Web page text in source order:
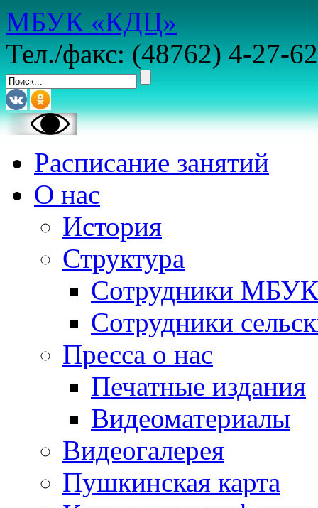
МБУК «КДЦ»
Тел./факс: (48762) 4-27-62
Расписание занятий
О нас
История
Структура
Сотрудники
Сотрудники
Пресса о нас
Печатные издания
Видеоматериалы
Видеогалерея
Пушкинская карта